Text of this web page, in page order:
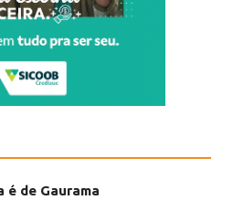
é de Gaurama